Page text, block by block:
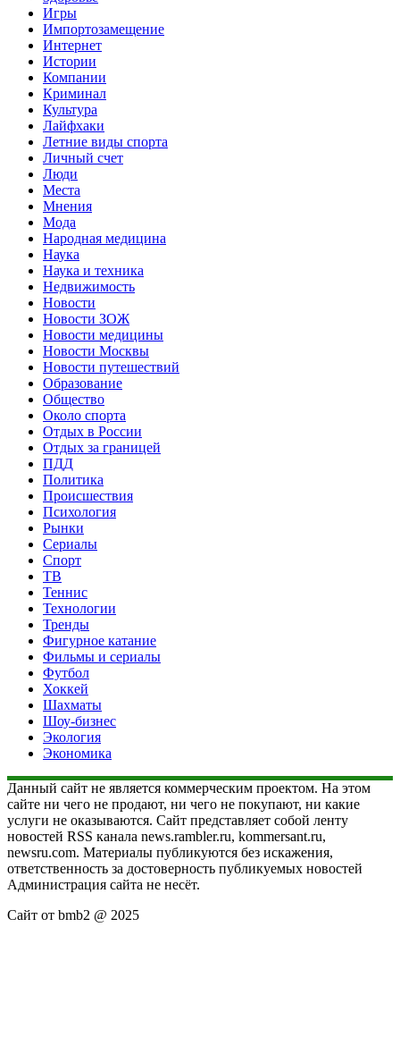
Игры
Импортозамещение
Интернет
Истории
Компании
Криминал
Культура
Лайфхаки
Летние виды спорта
Личный счет
Люди
Места
Мнения
Мода
Народная медицина
Наука
Наука и техника
Недвижимость
Новости
Новости ЗОЖ
Новости медицины
Новости Москвы
Новости путешествий
Образование
Общество
Около спорта
Отдых в России
Отдых за границей
ПДД
Политика
Происшествия
Психология
Рынки
Сериалы
Спорт
ТВ
Теннис
Технологии
Тренды
Фигурное катание
Фильмы и сериалы
Футбол
Хоккей
Шахматы
Шоу-бизнес
Экология
Экономика
Данный сайт не является коммерческим проектом. На этом
сайте ни чего не продают, ни чего не покупают, ни какие
услуги не оказываются. Сайт представляет собой ленту
новостей RSS канала news.rambler.ru, kommersant.ru,
newsru.com. Материалы публикуются без искажения,
ответственность за достоверность публикуемых новостей
Администрация сайта не несёт.
Сайт от bmb2 @ 2025